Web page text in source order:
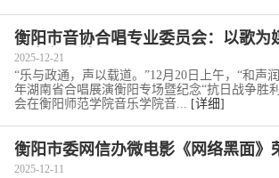
衡阳市音协合唱专业委员会：以歌为
聚力润雁城
2025-12-21
“乐与政通，声以载道。”12月20日上午，“和声
年湖南省合唱展演衡阳专场暨纪念“抗日战争胜
会在衡阳师范学院音乐学院音...
[详细]
衡阳市委网信办微电影《网络黑面》
2025-12-11